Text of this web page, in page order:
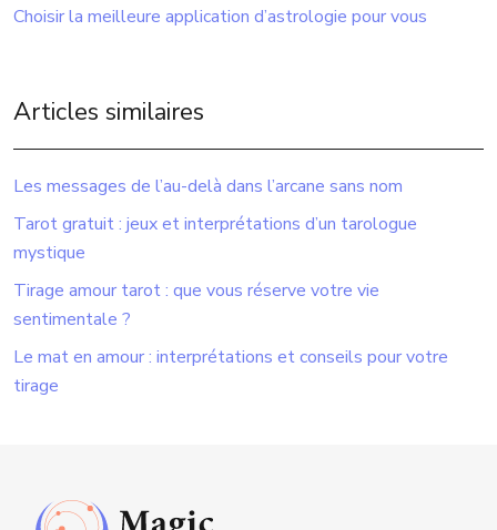
Choisir la meilleure application d’astrologie pour vous
Articles similaires
Les messages de l’au-delà dans l’arcane sans nom
Tarot gratuit : jeux et interprétations d’un tarologue
mystique
Tirage amour tarot : que vous réserve votre vie
sentimentale ?
Le mat en amour : interprétations et conseils pour votre
tirage